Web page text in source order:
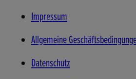
Impressum
Allgemeine
Datenschutz